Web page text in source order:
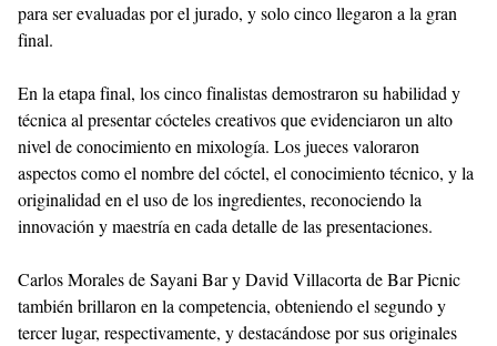
para ser evaluadas por el jurado, y solo cinco llegaron a la gran
final.
En la etapa final, los cinco finalistas demostraron su habilidad y
técnica al presentar cócteles creativos que evidenciaron un alto
nivel de conocimiento en mixología. Los jueces valoraron
aspectos como el nombre del cóctel, el conocimiento técnico, y la
originalidad en el uso de los ingredientes, reconociendo la
innovación y maestría en cada detalle de las presentaciones.
Carlos Morales de Sayani Bar y David Villacorta de Bar Picnic
también brillaron en la competencia, obteniendo el segundo y
tercer lugar, respectivamente, y destacándose por sus originales